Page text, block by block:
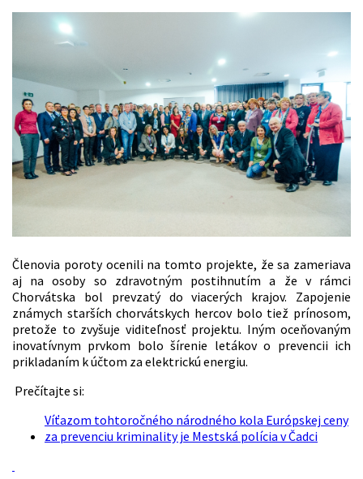
Členovia poroty ocenili na tomto projekte, že sa zameriava
aj na osoby so zdravotným postihnutím a že v rámci
Chorvátska bol prevzatý do viacerých krajov. Zapojenie
známych starších chorvátskych hercov bolo tiež prínosom,
pretože to zvyšuje viditeľnosť projektu. Iným oceňovaným
inovatívnym prvkom bolo šírenie letákov o prevencii ich
prikladaním k účtom za elektrickú energiu.
Prečítajte si:
Víťazom tohtoročného národného kola Európskej ceny
za prevenciu kriminality je Mestská polícia v Čadci